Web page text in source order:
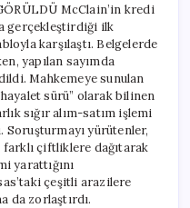
McClain’in kredi
gerçekleştirdiği ilk
karşılaştı. Belgelerde
yapılan sayımda
Mahkemeye sunulan
sürü” olarak bilinen
sığır alım-satım işlemi
yürütenler,
farklı çiftliklere dağıtarak
yarattığını
çeşitli arazilere
da zorlaştırdı.